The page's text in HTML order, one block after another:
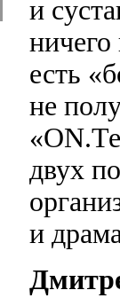
и
есть
не
двух
и